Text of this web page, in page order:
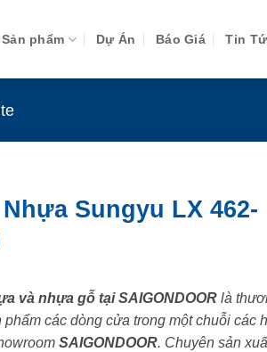
Sản phẩm Dự Án Báo Giá Tin
Sungyu LX 462-
và nhựa gỗ tại SAIGONDOORlà
phẩm các dòng cửa trong một chuỗi các
SAIGONDOOR. Chuyên sản